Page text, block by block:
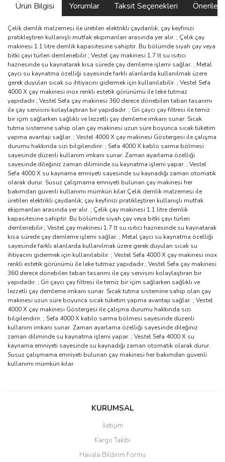
Ürün Bilgisi Yorumlar Taksit Seçenekleri
Çelik demlik malzemesi ile üretilen elektrikli çaydanlık; çay keyfinizi
pratikleştiren kullanışlı mutfak ekipmanları arasında yer alır. ; Çelik çay
makinesi 1.1 litre demlik kapasitesine sahiptir. Bu bölümde siyah çay veya
bitki çayı türleri demlenebilir.; Vestel çay makinesi 1.7 lt su ısıtıcı
haznesinde su kaynatarak kısa sürede çay demleme işlemi sağlar. ; Metal
çaycı su kaynatma özelliği sayesinde farklı alanlarda kullanılmak üzere
gerek duyulan sıcak su ihtiyacını gidermek için kullanılabilir. ; Vestel Sefa
4000 X çay makinesi inox renkli estetik görünümü ile leke tutmaz
yapıdadır.; Vestel Sefa çay makinesi 360 derece dönebilen taban tasarımı
ile çay servisini kolaylaştıran bir yapıdadır. ; Gri çaycı çay filtresi ile temiz
bir içim sağlarken sağlıklı ve lezzetli çay demleme imkanı sunar. Sıcak
tutma sistemine sahip olan çay makinesi uzun süre boyunca sıcak tüketim
yapma avantajı sağlar. ; Vestel 4000 X çay makinesi Göstergesi ile çalışma
durumu hakkında sizi bilgilendirir. ; Sefa 4000 X kablo sarma bölmesi
sayesinde düzenli kullanım imkanı sunar. Zaman ayarlama özelliği
sayesinde dileğiniz zaman diliminde su kaynatma işlemi yapar. ; Vestel
Sefa 4000 X su kaynama emniyeti sayesinde su kaynadığı zaman otomatik
olarak durur. Susuz çalışmama emniyeti bulunan çay makinesi her
bakımdan güvenli kullanımı mümkün kılar.Çelik demlik malzemesi ile
üretilen elektrikli çaydanlık; çay keyfinizi pratikleştiren kullanışlı mutfak
ekipmanları arasında yer alır. ; Çelik çay makinesi 1.1 litre demlik
kapasitesine sahiptir. Bu bölümde siyah çay veya bitki çayı türleri
demlenebilir.; Vestel çay makinesi 1.7 lt su ısıtıcı haznesinde su kaynatarak
kısa sürede çay demleme işlemi sağlar. ; Metal çaycı su kaynatma özelliği
sayesinde farklı alanlarda kullanılmak üzere gerek duyulan sıcak su
ihtiyacını gidermek için kullanılabilir. ; Vestel Sefa 4000 X çay makinesi inox
renkli estetik görünümü ile leke tutmaz yapıdadır.; Vestel Sefa çay makinesi
360 derece dönebilen taban tasarımı ile çay servisini kolaylaştıran bir
yapıdadır. ; Gri çaycı çay filtresi ile temiz bir içim sağlarken sağlıklı ve
lezzetli çay demleme imkanı sunar. Sıcak tutma sistemine sahip olan çay
makinesi uzun süre boyunca sıcak tüketim yapma avantajı sağlar. ; Vestel
4000 X çay makinesi Göstergesi ile çalışma durumu hakkında sizi
bilgilendirir. ; Sefa 4000 X kablo sarma bölmesi sayesinde düzenli
kullanım imkanı sunar. Zaman ayarlama özelliği sayesinde dileğiniz
zaman diliminde su kaynatma işlemi yapar. ; Vestel Sefa 4000 X su
kaynama emniyeti sayesinde su kaynadığı zaman otomatik olarak durur.
Susuz çalışmama emniyeti bulunan çay makinesi her bakımdan güvenli
kullanımı mümkün kılar.
Bu ürüne ilk yorumu siz yapın!
Ürün resmi kalitesiz, bozuk veya görüntülenemiyor.
Ürün açıklamasında eksik bilgiler bulunuyor.
KURUMSAL
İletişim
Kargo Takibi
Havale Bildirim Formu